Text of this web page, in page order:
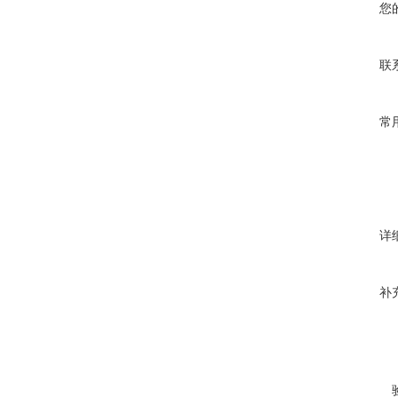
您
联
常
详
补